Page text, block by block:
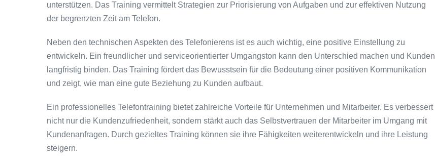
unterstützen. Das Training vermittelt Strategien zur Priorisierung von Aufgaben und zur effektiven Nutzung
der begrenzten Zeit am Telefon.
Neben den technischen Aspekten des Telefonierens ist es auch wichtig, eine positive Einstellung zu
entwickeln. Ein freundlicher und serviceorientierter Umgangston kann den Unterschied machen und Kunden
langfristig binden. Das Training fördert das Bewusstsein für die Bedeutung einer positiven Kommunikation
und zeigt, wie man eine gute Beziehung zu Kunden aufbaut.
Ein professionelles Telefontraining bietet zahlreiche Vorteile für Unternehmen und Mitarbeiter. Es verbessert
nicht nur die Kundenzufriedenheit, sondern stärkt auch das Selbstvertrauen der Mitarbeiter im Umgang mit
Kundenanfragen. Durch gezieltes Training können sie ihre Fähigkeiten weiterentwickeln und ihre Leistung
steigern.